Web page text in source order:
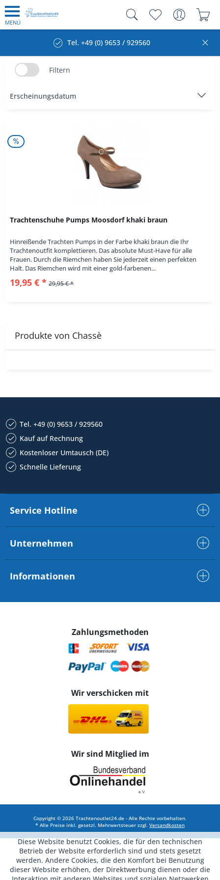
MENÜ
Tel. +49 (0) 9653 / 929560
Filtern
Trachtenschuhe Pumps Moosdorf khaki braun
Hinreißende Trachten Pumps in der Farbe khaki braun die Ihr
Trachtenoutfit komplettieren. Das absolute Must-Have für alle
Frauen. Durch die Riemchen haben Sie jederzeit einen perfekten
Halt. Das Riemchen wird mit einer gold-farbenen...
19,95 € * 29,95 € *
Produkte von Chassè
Tel. +49 (0) 9653 / 929560
Kauf auf Rechnung
Kostenloser Umtausch (DE)
Schnelle Lieferung
Service Hotline
Unternehmen
Informationen
Zahlungsmethoden
Wir verschicken mit
Wir sind Mitglied im
Copyright © 2026 Trachtenoutlet24.de - Alle Rechte vorbehalten.
* Alle Preise inkl. gesetzl. Mehrwertsteuer zzgl. Versandkosten
Diese Website benutzt Cookies, die für den technischen
Betrieb der Website erforderlich sind und stets gesetzt
werden. Andere Cookies, die den Komfort bei Benutzung
dieser Website erhöhen, der Direktwerbung dienen oder die